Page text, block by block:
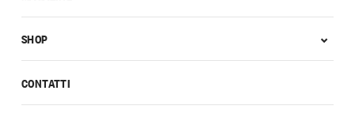
CONTATTI
SHOP